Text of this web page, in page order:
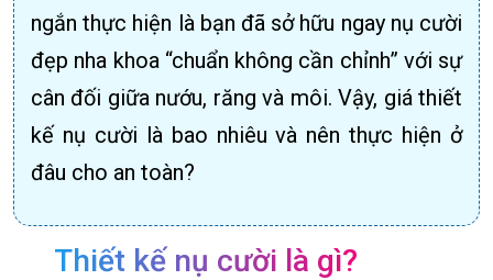
ngắn thực hiện là bạn đã sở hữu ngay nụ cười
đẹp nha khoa “chuẩn không cần chỉnh” với sự
cân đối giữa nướu, răng và môi. Vậy, giá thiết
kế nụ cười là bao nhiêu và nên thực hiện ở
đâu cho an toàn?
Thiết kế nụ cười là gì?